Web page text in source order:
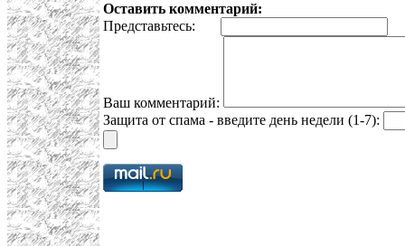
Оставить комментарий:
Представьтесь:
Ваш комментарий:
Защита от спама - введите день недели (1-7):